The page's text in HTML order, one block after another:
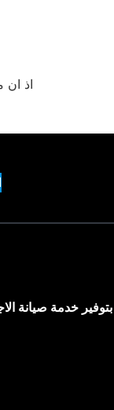
اذ ان
بتوفير خدمة